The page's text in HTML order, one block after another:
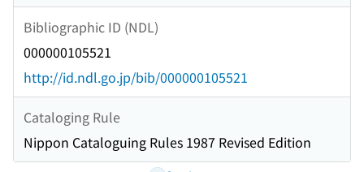
Bibliographic ID (NDL)
000000105521
http://id.ndl.go.jp/bib/000000105521
Cataloging Rule
Nippon Cataloguing Rules 1987 Revised Edition